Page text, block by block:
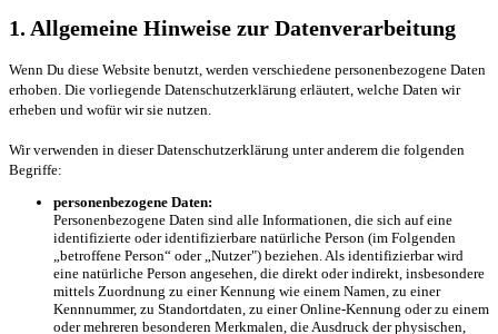
1. Allgemeine Hinweise zur Datenverarbeitung
Wenn Du diese Website benutzt, werden verschiedene personenbezogene Daten
erhoben. Die vorliegende Datenschutzerklärung erläutert, welche Daten wir
erheben und wofür wir sie nutzen.
Wir verwenden in dieser Datenschutzerklärung unter anderem die folgenden
Begriffe:
personenbezogene Daten:
Personenbezogene Daten sind alle Informationen, die sich auf eine
identifizierte oder identifizierbare natürliche Person (im Folgenden
„betroffene Person“ oder „Nutzer") beziehen. Als identifizierbar wird
eine natürliche Person angesehen, die direkt oder indirekt, insbesondere
mittels Zuordnung zu einer Kennung wie einem Namen, zu einer
Kennnummer, zu Standortdaten, zu einer Online-Kennung oder zu einem
oder mehreren besonderen Merkmalen, die Ausdruck der physischen,